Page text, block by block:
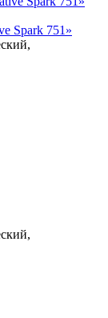
Spark 751»